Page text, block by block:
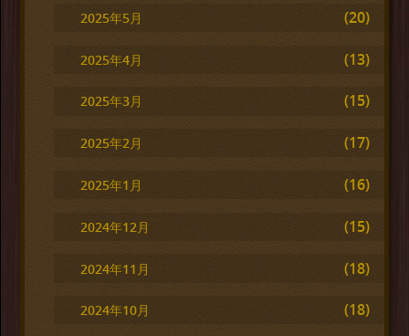
2025年5月 (20)
2025年4月 (13)
2025年3月 (15)
2025年2月 (17)
2025年1月 (16)
2024年12月 (15)
2024年11月 (18)
2024年10月 (18)